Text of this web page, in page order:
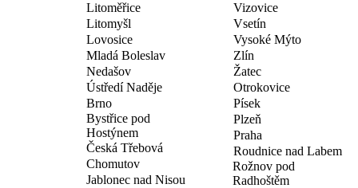
Litoměřice
Litomyšl
Lovosice
Mladá Boleslav
Nedašov
Vizovice
Vsetín
Vysoké Mýto
Zlín
Žatec
Ústředí Naděje
Brno
Bystřice pod
Hostýnem
Česká Třebová
Chomutov
Jablonec nad Nisou
Otrokovice
Písek
Plzeň
Praha
Roudnice nad Labem
Rožnov pod
Radhoštěm